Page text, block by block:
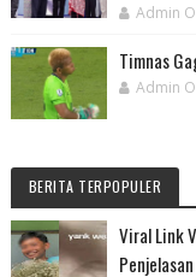
Admin
Timnas
Admin
BERITA TERPOPULER
Viral Link